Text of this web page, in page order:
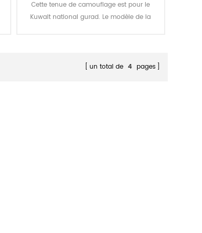
Cette tenue de camouflage est pour le
Kuwait national gurad. Le modèle de la
Koweït. Nous avons remporté cet appel
un total de 4 pages